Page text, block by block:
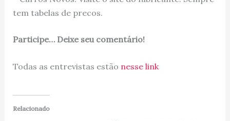
tem tabelas de precos.
Participe… Deixe seu comentário!
Todas as entrevistas estão nesse link
Relacionado